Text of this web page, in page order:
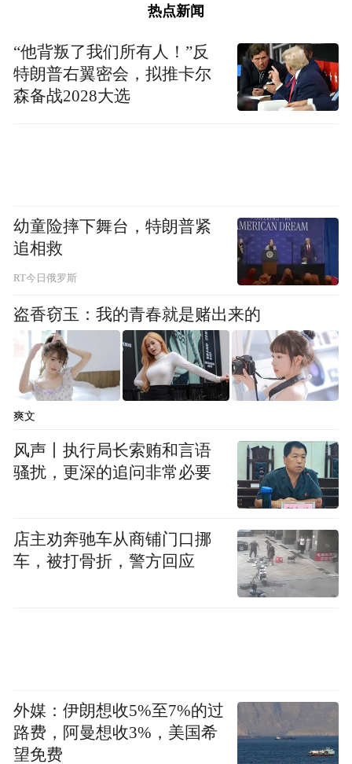
热点新闻
“他背叛了我们所有人！”反
特朗普右翼密会，拟推卡尔
森备战2028大选
幼童险摔下舞台，特朗普紧
追相救
RT今日俄罗斯
盗香窃玉：我的青春就是赌出来的
爽文
风声丨执行局长索贿和言语
骚扰，更深的追问非常必要
店主劝奔驰车从商铺门口挪
车，被打骨折，警方回应
外媒：伊朗想收5%至7%的过
路费，阿曼想收3%，美国希
望免费